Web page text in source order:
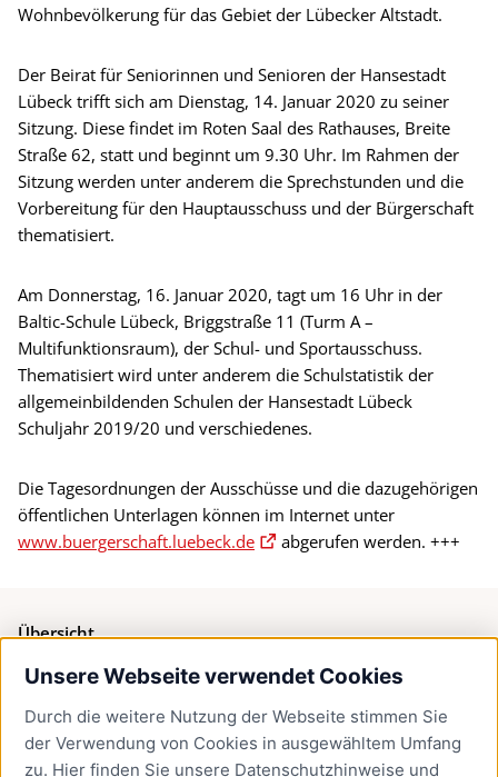
Unsere Webseite verwendet Cookies
Durch die weitere Nutzung der Webseite stimmen Sie
der Verwendung von Cookies in ausgewähltem Umfang
zu. Hier finden Sie unsere Datenschutzhinweise und
Wohnbevölkerung für das Gebiet der Lübecker Altstadt.
Der Beirat für Seniorinnen und Senioren der Hansestadt
Lübeck trifft sich am Dienstag, 14. Januar 2020 zu seiner
Sitzung. Diese findet im Roten Saal des Rathauses, Breite
Straße 62, statt und beginnt um 9.30 Uhr. Im Rahmen der
Sitzung werden unter anderem die Sprechstunden und die
Vorbereitung für den Hauptausschuss und der Bürgerschaft
thematisiert.
Am Donnerstag, 16. Januar 2020, tagt um 16 Uhr in der
Baltic-Schule Lübeck, Briggstraße 11 (Turm A –
Multifunktionsraum), der Schul- und Sportausschuss.
Thematisiert wird unter anderem die Schulstatistik der
allgemeinbildenden Schulen der Hansestadt Lübeck
Schuljahr 2019/20 und verschiedenes.
Die Tagesordnungen der Ausschüsse und die dazugehörigen
öffentlichen Unterlagen können im Internet unter
www.buergerschaft.luebeck.de
abgerufen werden. +++
Übersicht
Bürgerservice
Presse
Newsletter Lübeck:kompakt